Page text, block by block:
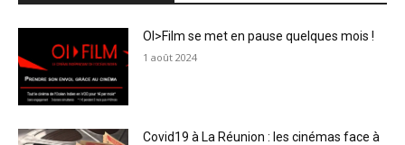
OI>Film se met en pause quelques mois !
1 août 2024
Covid19 à La Réunion : les cinémas face à